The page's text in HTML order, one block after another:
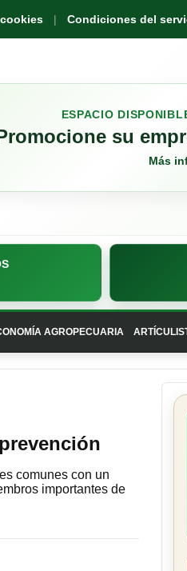
Condiciones del
ESPACIO
su
Más
AGROPECUARIA
comunes con un
importantes de